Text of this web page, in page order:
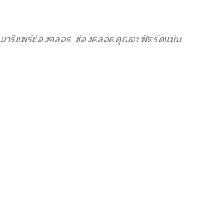
ยารีแพร์ช่องคลอด ช่องคลอดคุณจะฟิตรัดแน่น